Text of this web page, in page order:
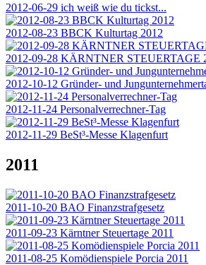
2012-06-29 ich weiß wie du tickst...
2012-08-23 BBCK Kulturtag 2012
2012-09-28 KÄRNTNER STEUERTAGE
2012-10-12 Gründer- und
2012-11-24 Personalverrechner-Tag
2012-11-29 BeSt³-Messe Klagenfurt
2011
2011-10-20 BAO Finanzstrafgesetz
2011-09-23 Kärntner Steuertage 2011
2011-08-25 Komödienspiele Porcia 2011